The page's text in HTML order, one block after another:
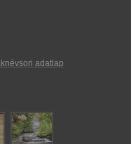
adatlap